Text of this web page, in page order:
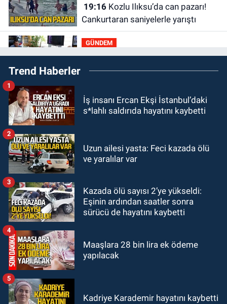
19:16Kozlu Ilıksu’da can pazarı!
Cankurtaran saniyelerle yarıştı
GÜNDEM
19:01Çaycumalılar Derneği
Başkanı Savaş Çiloğlu GMİS
17:45Kozlu Belediyespor, Tezcan
Gökmen'i kadrosuna kattı
17:39Şampiyondan GMİS'e
Zonguldak
13:39
görevinden ayrıldı.
Trend Haberler
İş insanı Ercan Ekşi İstanbul’daki
s*lahlı saldırıda hayatını kaybetti
1
Uzun ailesi yasta: Feci kazada ölü
ve yaralılar var
2
Kazada ölü sayısı 2’ye yükseldi:
Eşinin ardından saatler sonra
sürücü de hayatını kaybetti
3
Maaşlara 28 bin lira ek ödeme
yapılacak
4
Kadriye Karademir hayatını kaybetti
5